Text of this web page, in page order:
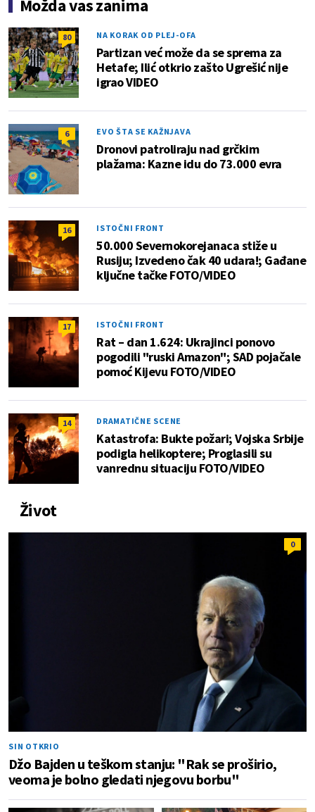
Možda vas zanima
80 NA KORAK OD PLEJ-OFA
Partizan već može da se sprema za
Hetafe; Ilić otkrio zašto Ugrešić nije
igrao VIDEO
6 EVO ŠTA SE KAŽNJAVA
Dronovi patroliraju nad grčkim
plažama: Kazne idu do 73.000 evra
16 ISTOČNI FRONT
50.000 Severnokorejanaca stiže u
Rusiju; Izvedeno čak 40 udara!; Gađane
ključne tačke FOTO/VIDEO
17 ISTOČNI FRONT
Rat – dan 1.624: Ukrajinci ponovo
pogodili "ruski Amazon"; SAD pojačale
pomoć Kijevu FOTO/VIDEO
14 DRAMATIČNE SCENE
Katastrofa: Bukte požari; Vojska Srbije
podigla helikoptere; Proglasili su
vanrednu situaciju FOTO/VIDEO
Život
0
SIN OTKRIO
Džo Bajden u teškom stanju: "Rak se proširio,
veoma je bolno gledati njegovu borbu"